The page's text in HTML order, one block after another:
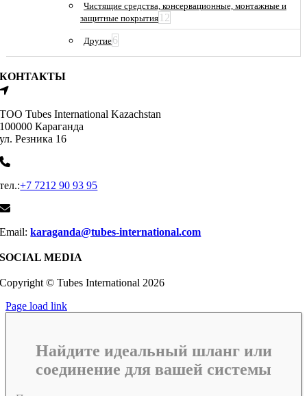
Чистящие средства, консервационные, монтажные и
защитные покрытия 12
Другие6
КОНТАКТЫ
ТОО Tubes International Kazachstan
100000 Караганда
ул. Резника 16
тел.:+7 7212 90 93 95
Email:karaganda@tubes-international.com
SOCIAL MEDIA
Copyright © Tubes International 2026
Page load link
Найдите идеальный шланг или
соединение для вашей системы